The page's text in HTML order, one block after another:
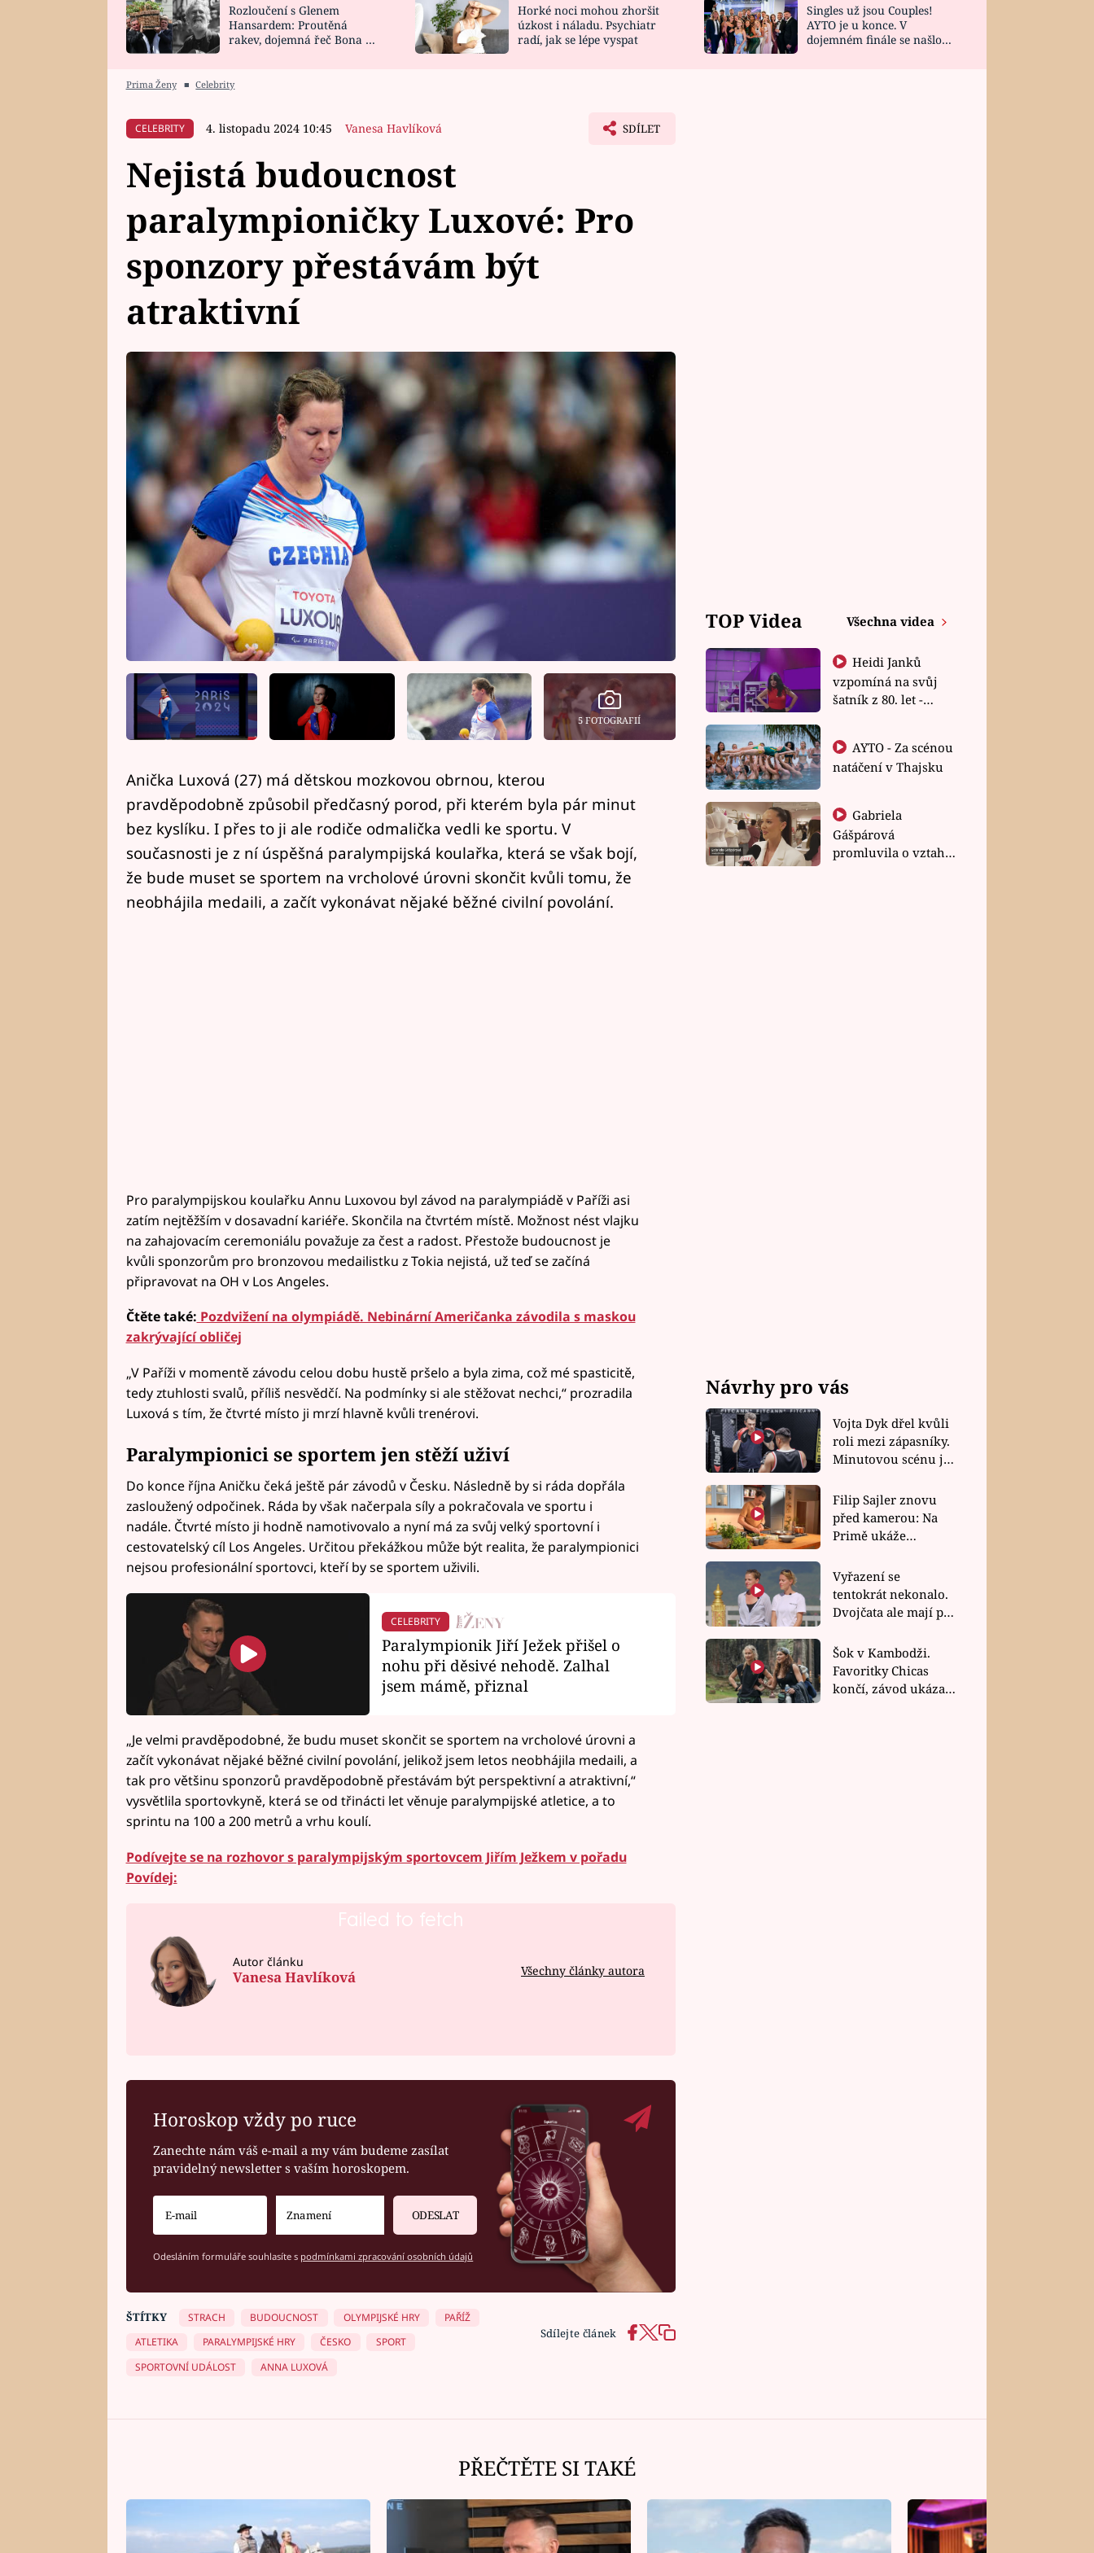
HOROSKOP NA
CELEBRITY
VAŘENÍ
NOVINKY
VIDEORECEPTY
ZAHRADA
DESIGN
Rozloučení s Glenem
Hansardem: Proutěná
rakev, dojemná řeč Bona a
Horké noci mohou zhoršit
úzkost i náladu. Psychiatr
radí, jak se lépe vyspat
Singles už jsou Couples!
AYTO je u konce. V
dojemném finále se našlo
Prima Ženy ■ Celebrity
CELEBRITY 4. listopadu 2024 10:45 Vanesa Havlíková SDÍLET
Nejistá budoucnost
paralympioničky Luxové: Pro
sponzory přestávám být
atraktivní
5 FOTOGRAFIÍ
Anička Luxová (27) má dětskou mozkovou obrnou, kterou
pravděpodobně způsobil předčasný porod, při kterém byla pár minut
bez kyslíku. I přes to ji ale rodiče odmalička vedli ke sportu. V
současnosti je z ní úspěšná paralympijská koulařka, která se však bojí,
že bude muset se sportem na vrcholové úrovni skončit kvůli tomu, že
neobhájila medaili, a začít vykonávat nějaké běžné civilní povolání.
Pro paralympijskou koulařku Annu Luxovou byl závod na paralympiádě v Paříži asi
zatím nejtěžším v dosavadní kariéře. Skončila na čtvrtém místě. Možnost nést vlajku
na zahajovacím ceremoniálu považuje za čest a radost. Přestože budoucnost je
kvůli sponzorům pro bronzovou medailistku z Tokia nejistá, už teď se začíná
připravovat na OH v Los Angeles.
Čtěte také: Pozdvižení na olympiádě. Nebinární Američanka závodila s maskou
zakrývající obličej
„V Paříži v momentě závodu celou dobu hustě pršelo a byla zima, což mé spasticitě,
tedy ztuhlosti svalů, příliš nesvědčí. Na podmínky si ale stěžovat nechci,“ prozradila
Luxová s tím, že čtvrté místo ji mrzí hlavně kvůli trenérovi.
Paralympionici se sportem jen stěží uživí
Do konce října Aničku čeká ještě pár závodů v Česku. Následně by si ráda dopřála
zasloužený odpočinek. Ráda by však načerpala síly a pokračovala ve sportu i
nadále. Čtvrté místo ji hodně namotivovalo a nyní má za svůj velký sportovní i
cestovatelský cíl Los Angeles. Určitou překážkou může být realita, že paralympionici
nejsou profesionální sportovci, kteří by se sportem uživili.
CELEBRITY
Paralympionik Jiří Ježek přišel o
nohu při děsivé nehodě. Zalhal
jsem mámě, přiznal
„Je velmi pravděpodobné, že budu muset skončit se sportem na vrcholové úrovni a
začít vykonávat nějaké běžné civilní povolání, jelikož jsem letos neobhájila medaili, a
tak pro většinu sponzorů pravděpodobně přestávám být perspektivní a atraktivní,“
vysvětlila sportovkyně, která se od třinácti let věnuje paralympijské atletice, a to
sprintu na 100 a 200 metrů a vrhu koulí.
Podívejte se na rozhovor s paralympijským sportovcem Jiřím Ježkem v pořadu
Povídej:
Failed to fetch
Autor článku
Vanesa Havlíková Všechny články autora
Horoskop vždy po ruce
Zanechte nám váš e-mail a my vám budeme zasílat
pravidelný newsletter s vaším horoskopem.
ODESLAT
Odesláním formuláře souhlasíte s podmínkami zpracování osobních údajů
Sdílejte článek
ŠTÍTKY STRACH BUDOUCNOST OLYMPIJSKÉ HRY
PAŘÍŽ
ATLETIKA
PARALYMPIJSKÉ HRY ČESKO
SPORT
SPORTOVNÍ UDÁLOST
ANNA LUXOVÁ
TOP Videa Všechna videa
Heidi Janků
vzpomíná na svůj
šatník z 80. let -
natáčení v Thajsku
Gabriela
Gášpárová
promluvila o vztahu
Návrhy pro vás
Vojta Dyk dřel kvůli
roli mezi zápasníky.
Minutovou scénu jel
Filip Sajler znovu
před kamerou: Na
Primě ukáže
rychlé recepty
Vyřazení se
tentokrát nekonalo.
Dvojčata ale mají po
závodu nůž na krku
Šok v Kambodži.
Favoritky Chicas
končí, závod ukázal
PŘEČTĚTE SI TAKÉ